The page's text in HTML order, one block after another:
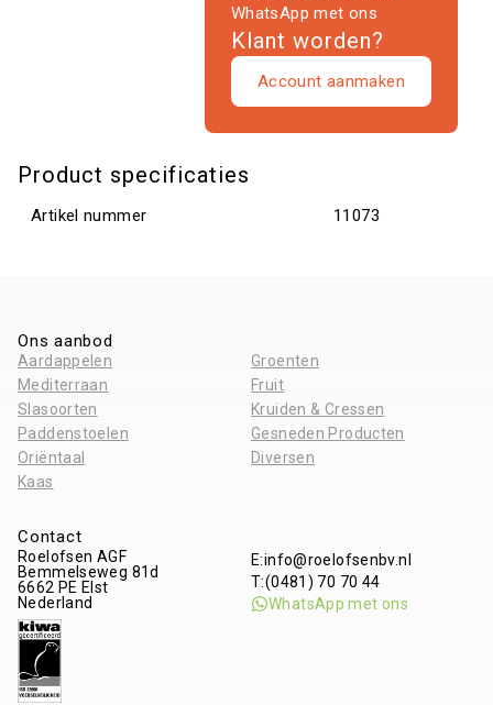
WhatsApp met ons
Klant worden?
Account aanmaken
Product specificaties
Artikel nummer 11073
Ons aanbod
Aardappelen
Groenten
Mediterraan
Fruit
Slasoorten
Kruiden & Cressen
Paddenstoelen
Gesneden Producten
Oriëntaal
Diversen
Kaas
Contact
Roelofsen AGF
Bemmelseweg 81d
6662 PEElst
Nederland
E:info@roelofsenbv.nl
T:(0481) 70 70 44
WhatsApp met ons